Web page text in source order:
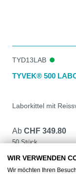
TYD13LAB
TYVEK® 500
Laborkittel mit
Ab CHF 349.80
50 Stück
WIR VERWENDEN
Wir möchten Ihren